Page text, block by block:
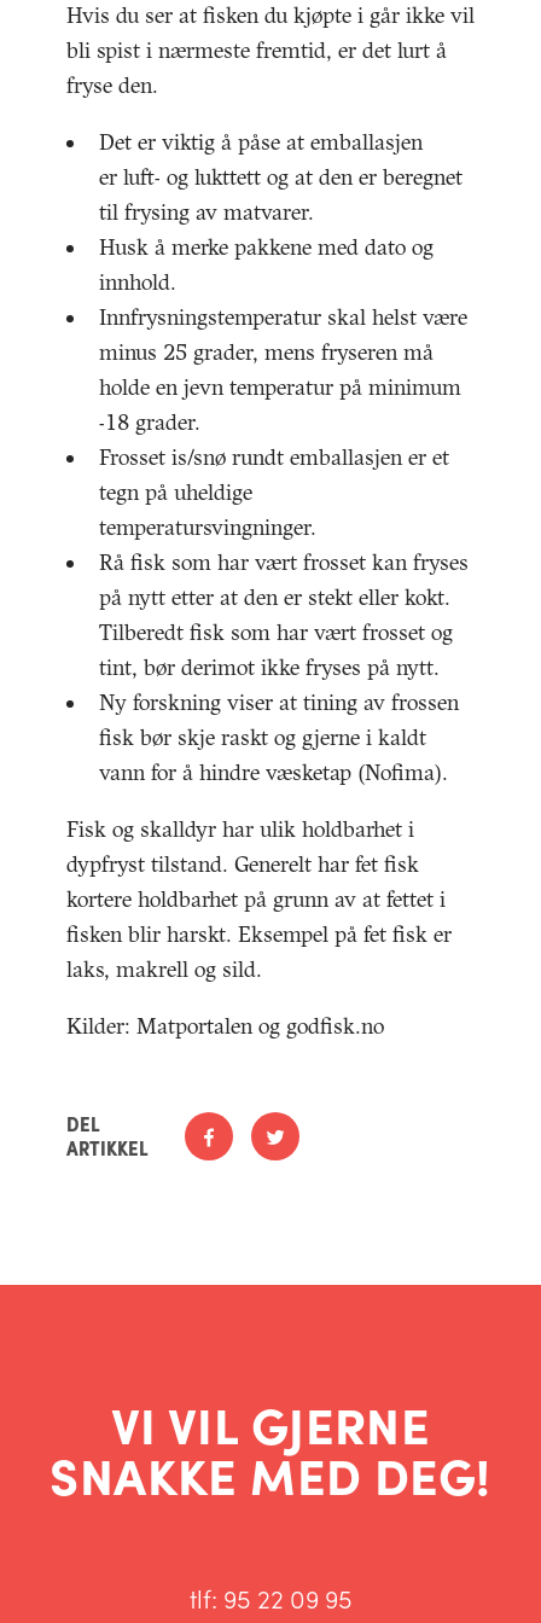
Hvis du ser at fisken du kjøpte i går ikke vil
bli spist i nærmeste fremtid, er det lurt å
fryse den.
Det er viktig å påse at emballasjen
er luft- og lukttett og at den er beregnet
til frysing av matvarer.
Husk å merke pakkene med dato og
innhold.
Innfrysningstemperatur skal helst være
minus 25 grader, mens fryseren må
holde en jevn temperatur på minimum
-18 grader.
Frosset is/snø rundt emballasjen er et
tegn på uheldige
temperatursvingninger.
Rå fisk som har vært frosset kan fryses
på nytt etter at den er stekt eller kokt.
Tilberedt fisk som har vært frosset og
tint, bør derimot ikke fryses på nytt.
Ny forskning viser at tining av frossen
fisk bør skje raskt og gjerne i kaldt
vann for å hindre væsketap (Nofima).
Fisk og skalldyr har ulik holdbarhet i
dypfryst tilstand. Generelt har fet fisk
kortere holdbarhet på grunn av at fettet i
fisken blir harskt. Eksempel på fet fisk er
laks, makrell og sild.
Kilder: Matportalen og godfisk.no
DEL
ARTIKKEL
VI VIL GJERNE
SNAKKE MED DEG!
tlf: 95 22 09 95